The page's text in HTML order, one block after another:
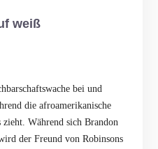
weiß
bei und
die afroamerikanische
Während sich Brandon
der Freund von Robinsons